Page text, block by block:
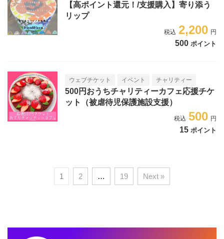
【高ポイント還元！/支援購入】寄り添う
リップ
2,200
500 ポイント
ウェブチケット イベント チャリティー
500円おうちチャリティーカフェ応援チケ
ット（被虐待児保護施設支援）
500
15 ポイント
1 2 … 19 Next »